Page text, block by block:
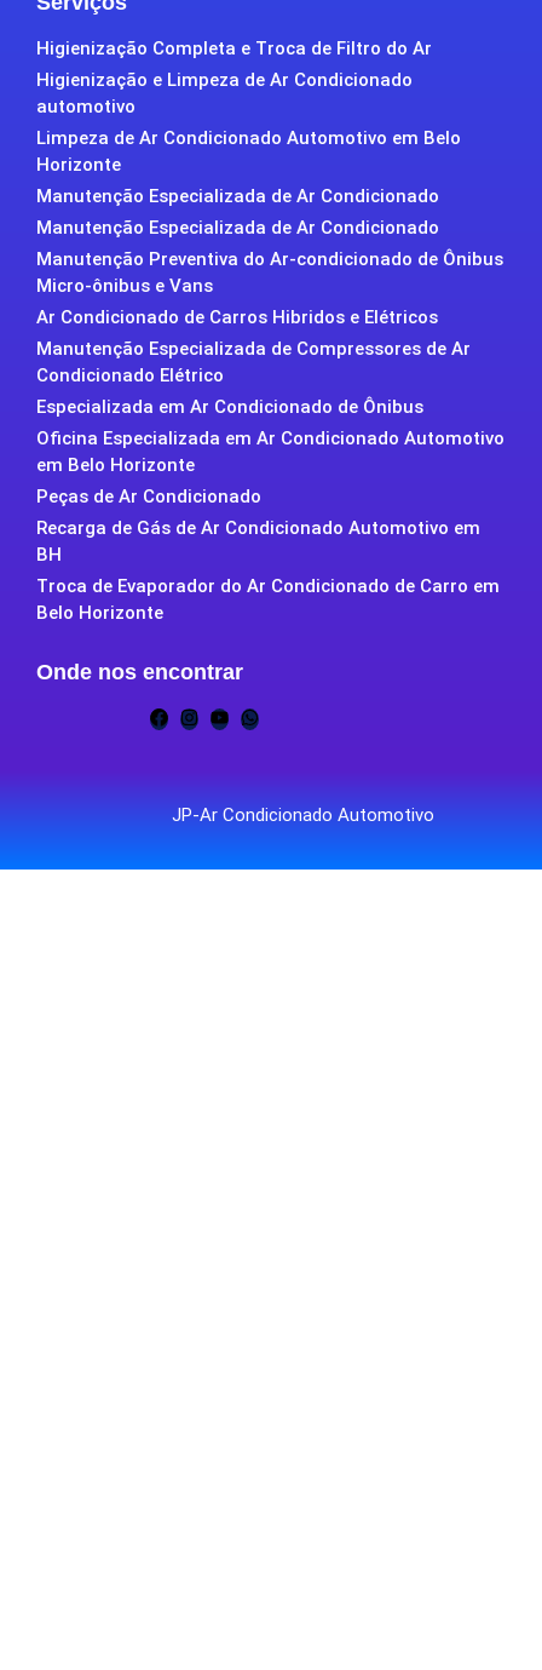
Higienização Completa e Troca de Filtro do Ar
Higienização e Limpeza de Ar Condicionado
automotivo
Limpeza de Ar Condicionado Automotivo em Belo
Horizonte
Manutenção Especializada de Ar Condicionado
Manutenção Especializada de Ar Condicionado
Manutenção Preventiva do Ar-condicionado de Ônibus
Micro-ônibus e Vans
Ar Condicionado de Carros Hibridos e Elétricos
Manutenção Especializada de Compressores de Ar
Condicionado Elétrico
Especializada em Ar Condicionado de Ônibus
Oficina Especializada em Ar Condicionado Automotivo
em Belo Horizonte
Peças de Ar Condicionado
Recarga de Gás de Ar Condicionado Automotivo em
BH
Troca de Evaporador do Ar Condicionado de Carro em
Belo Horizonte
Onde nos encontrar
JP-Ar Condicionado Automotivo